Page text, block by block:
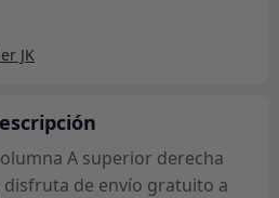
JK
A superior derecha
de envío gratuito a